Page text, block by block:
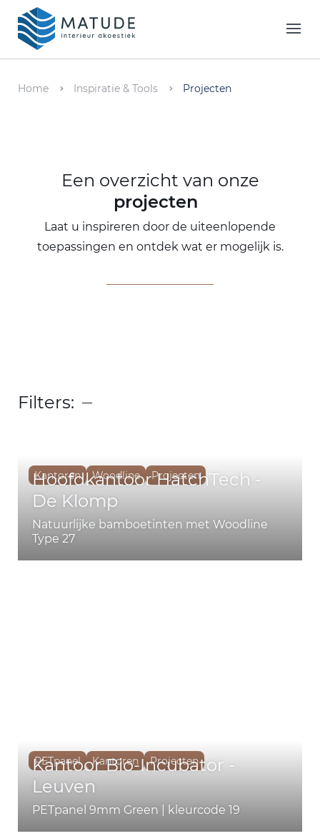
Home
Matude
Home Inspiratie & Tools Projecten
Een overzicht van onze
projecten
Laat u inspireren door de uiteenlopende
toepassingen en ontdek wat er mogelijk is.
Filters:
Kantoren Woodline Projecten
Hoofdkantoor HatchTech -
De Klomp
Natuurlijke bamboetinten met Woodline
Type 27
PETpanel Kantoren Projecten
Kantoor Bio-Incubator -
Leuven
PETpanel 9mm Green | kleurcode 19